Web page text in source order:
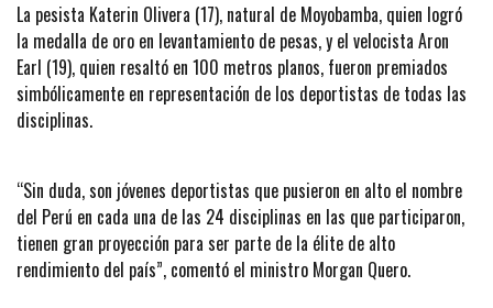
La pesista Katerin Olivera (17), natural de Moyobamba, quien logró
la medalla de oro en levantamiento de pesas, y el velocista Aron
Earl (19), quien resaltó en 100 metros planos, fueron premiados
simbólicamente en representación de los deportistas de todas las
disciplinas.
“Sin duda, son jóvenes deportistas que pusieron en alto el nombre
del Perú en cada una de las 24 disciplinas en las que participaron,
tienen gran proyección para ser parte de la élite de alto
rendimiento del país”, comentó el ministro Morgan Quero.